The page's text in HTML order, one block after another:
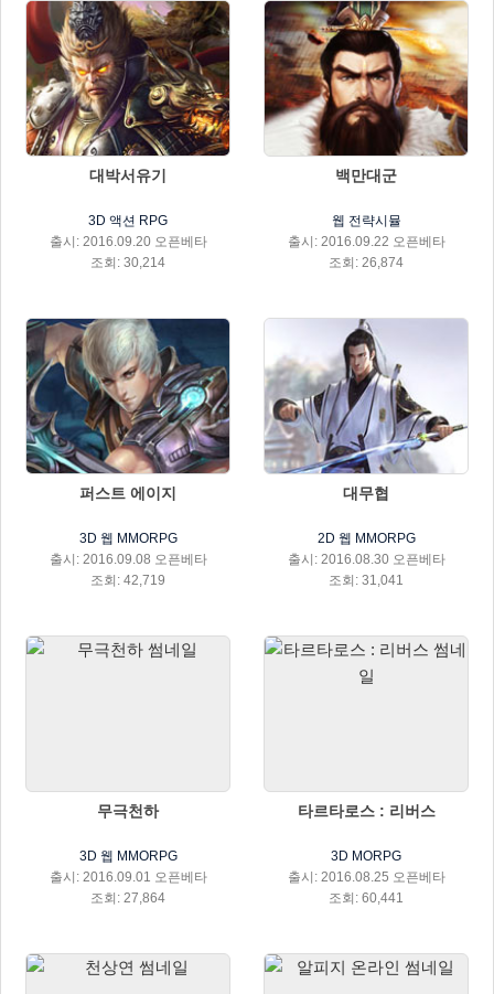
대박서유기
3D 액션 RPG
출시: 2016.09.20 오픈베타
조회: 30,214
백만대군
웹 전략시뮬
출시: 2016.09.22 오픈베타
조회: 26,874
퍼스트 에이지
3D 웹 MMORPG
출시: 2016.09.08 오픈베타
조회: 42,719
대무협
2D 웹 MMORPG
출시: 2016.08.30 오픈베타
조회: 31,041
무극천하
3D 웹 MMORPG
출시: 2016.09.01 오픈베타
조회: 27,864
타르타로스 : 리버스
3D MORPG
출시: 2016.08.25 오픈베타
조회: 60,441